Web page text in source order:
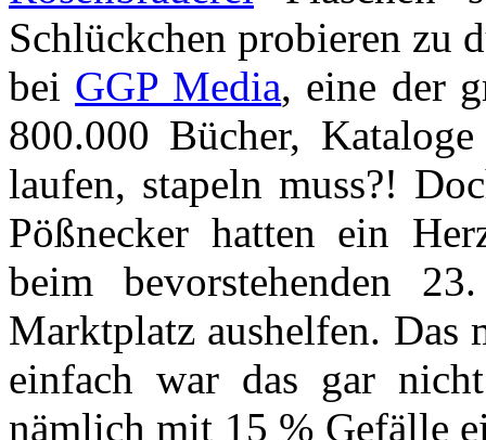
Schlückchen probieren zu
bei GGP Media, eine der
800.000 Bücher,
laufen, stapeln muss?!
Pößnecker hatten ein
beim bevorstehenden
Marktplatz aushelfen. Das
einfach war das gar
nämlich mit 15 % Gefälle